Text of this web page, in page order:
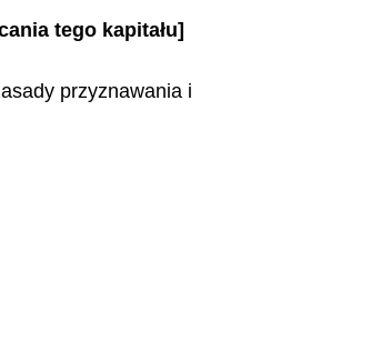
tego kapitału]
przyznawania i